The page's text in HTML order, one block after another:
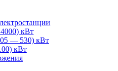
кВт
— 530) кВт
кВт